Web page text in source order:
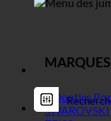
MARQUES
DDoptics
SWAROVSKI